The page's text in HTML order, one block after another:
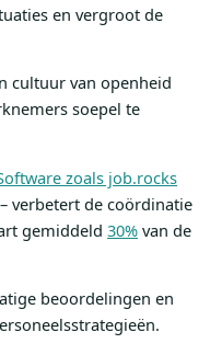
en vergroot de
cultuur van openheid
soepel te
zoals job.rocks
verbetert de coördinatie
gemiddeld 30% van de
beoordelingen en